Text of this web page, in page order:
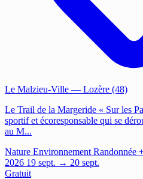
Le Malzieu-Ville — Lozère (48)
Le Trail de la Margeride « Sur les
sportif et écoresponsable qui se
au M...
Nature Environnement Randonnée
2026 19 sept. → 20 sept.
Gratuit